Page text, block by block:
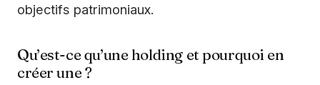
objectifs patrimoniaux.
Qu’est-ce qu’une holding et pourquoi en
créer une ?